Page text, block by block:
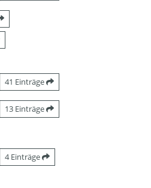
41 Einträge
13 Einträge
4 Einträge